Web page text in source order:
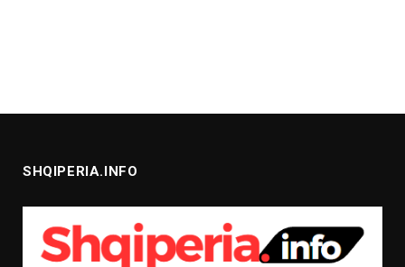
SHQIPERIA.INFO